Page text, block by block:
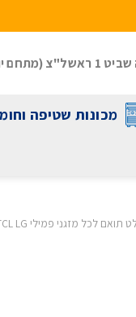
יוקה פארק)
מכונות שטיפה